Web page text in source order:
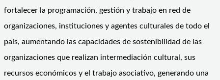
fortalecer la programación, gestión y trabajo en red de
organizaciones, instituciones y agentes culturales de todo el
país, aumentando las capacidades de sostenibilidad de las
organizaciones que realizan intermediación cultural, sus
recursos económicos y el trabajo asociativo, generando una